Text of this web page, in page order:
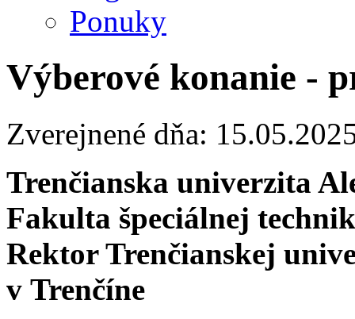
Ponuky
Výberové konanie -
Zverejnené dňa:
Trenčianska univerzita
Fakulta špeciálnej
Rektor Trenčianskej
v Trenčíne